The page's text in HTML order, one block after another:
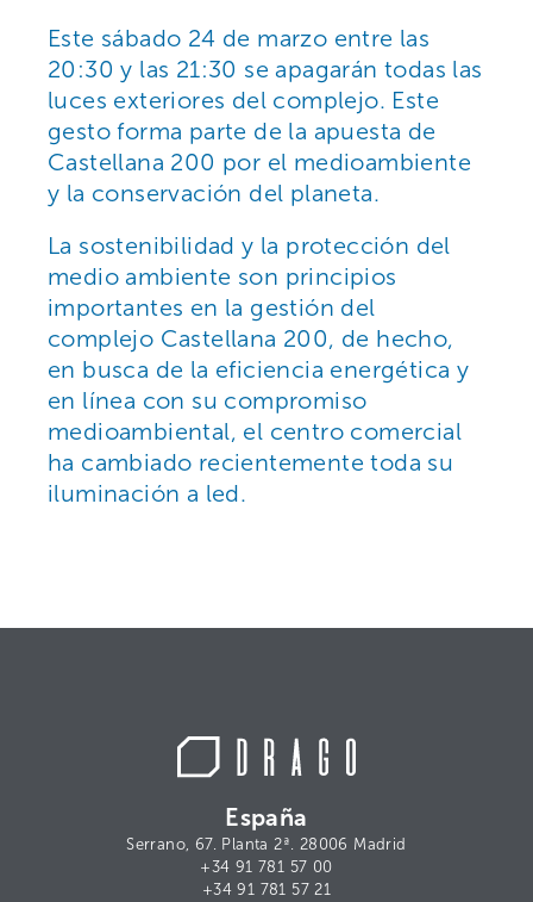
Este sábado 24 de marzo entre las
20:30 y las 21:30 se apagarán todas las
luces exteriores del complejo. Este
gesto forma parte de la apuesta de
Castellana 200 por el medioambiente
y la conservación del planeta.
La sostenibilidad y la protección del
medio ambiente son principios
importantes en la gestión del
complejo Castellana 200, de hecho,
en busca de la eficiencia energética y
en línea con su compromiso
medioambiental, el centro comercial
ha cambiado recientemente toda su
iluminación a led.
España
Serrano, 67. Planta 2ª. 28006 Madrid
+34 91 781 57 00
+34 91 781 57 21